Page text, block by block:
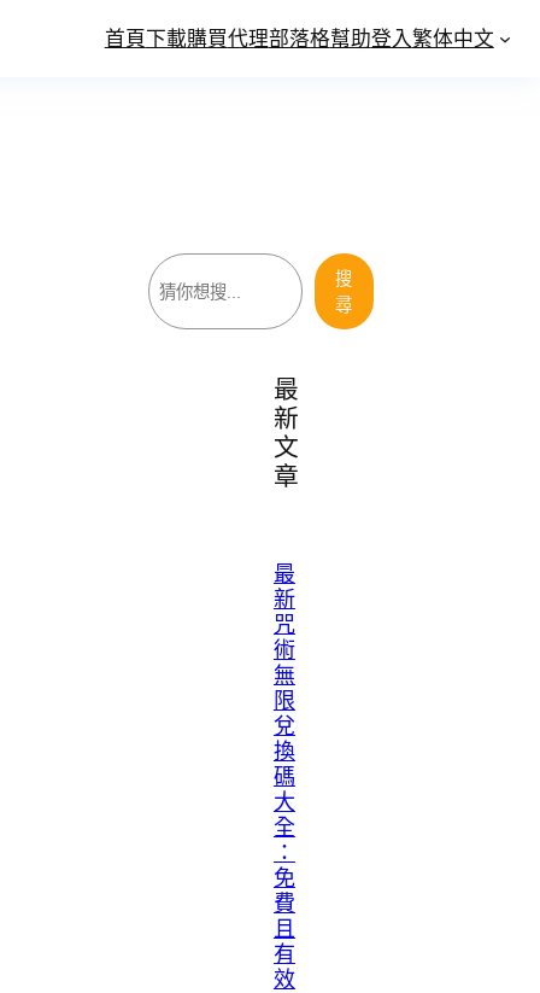
首頁下載購買代理部落格幫助登入繁体中文
搜
尋
搜
尋
最
新
文
章
最
新
咒
術
無
限
兌
換
碼
大
全
：
免
費
且
有
效